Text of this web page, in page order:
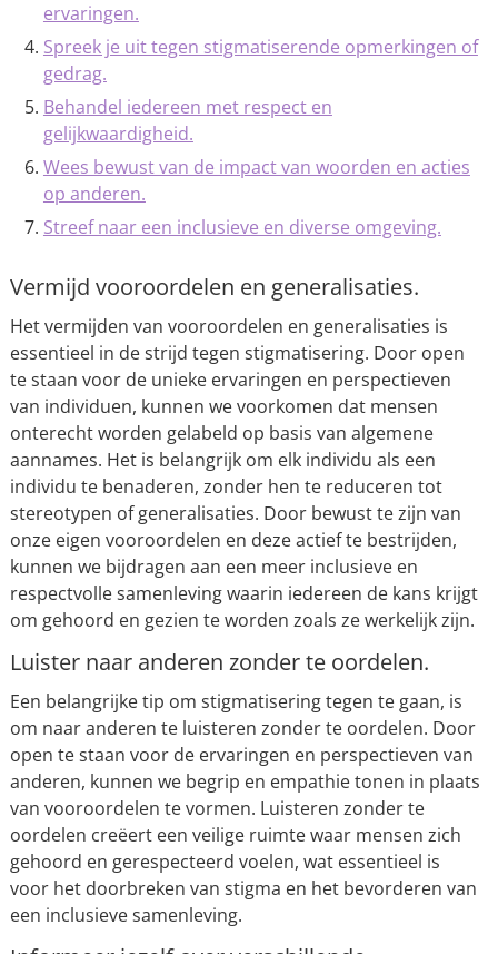
ervaringen.
Spreek je uit tegen stigmatiserende opmerkingen of
gedrag.
Behandel iedereen met respect en
gelijkwaardigheid.
Wees bewust van de impact van woorden en acties
op anderen.
Streef naar een inclusieve en diverse omgeving.
Vermijd vooroordelen en generalisaties.
Het vermijden van vooroordelen en generalisaties is
essentieel in de strijd tegen stigmatisering. Door open
te staan voor de unieke ervaringen en perspectieven
van individuen, kunnen we voorkomen dat mensen
onterecht worden gelabeld op basis van algemene
aannames. Het is belangrijk om elk individu als een
individu te benaderen, zonder hen te reduceren tot
stereotypen of generalisaties. Door bewust te zijn van
onze eigen vooroordelen en deze actief te bestrijden,
kunnen we bijdragen aan een meer inclusieve en
respectvolle samenleving waarin iedereen de kans krijgt
om gehoord en gezien te worden zoals ze werkelijk zijn.
Luister naar anderen zonder te oordelen.
Een belangrijke tip om stigmatisering tegen te gaan, is
om naar anderen te luisteren zonder te oordelen. Door
open te staan voor de ervaringen en perspectieven van
anderen, kunnen we begrip en empathie tonen in plaats
van vooroordelen te vormen. Luisteren zonder te
oordelen creëert een veilige ruimte waar mensen zich
gehoord en gerespecteerd voelen, wat essentieel is
voor het doorbreken van stigma en het bevorderen van
een inclusieve samenleving.